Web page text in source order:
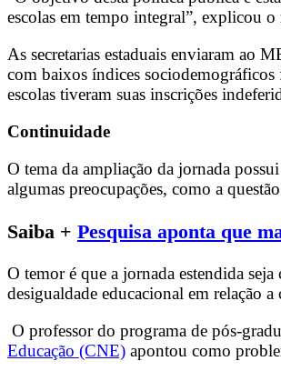
escolas em tempo integral”, explicou
As secretarias estaduais enviaram ao
com baixos índices sociodemográficos
escolas tiveram suas inscrições
Continuidade
O tema da ampliação da jornada
algumas preocupações, como a
Saiba + Pesquisa aponta que
O temor é que a jornada estendida
desigualdade educacional em relação
O professor do programa de pós-
Educação (CNE) apontou como